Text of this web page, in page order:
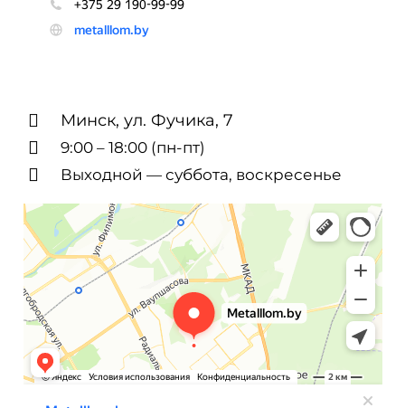
Минск, ул. Фучика, 7
9:00 – 18:00 (пн-пт)
Выходной — суббота, воскресенье